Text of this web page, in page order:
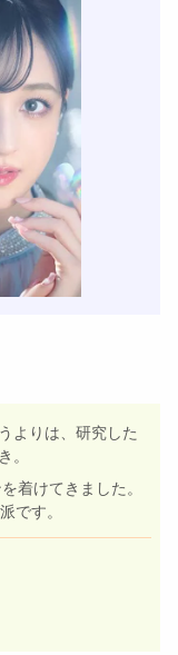
よりは、研究した
。
着けてきました。
です。